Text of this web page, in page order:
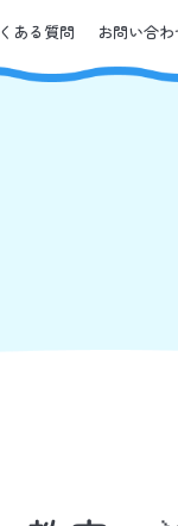
ある質問 お問い合